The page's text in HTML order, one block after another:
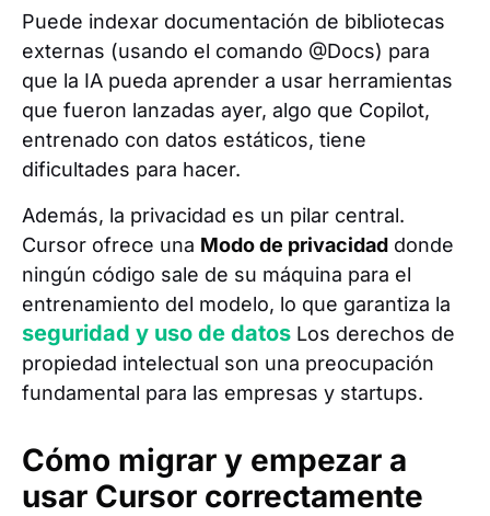
Puede indexar documentación de bibliotecas
externas (usando el comando @Docs) para
que la IA pueda aprender a usar herramientas
que fueron lanzadas ayer, algo que Copilot,
entrenado con datos estáticos, tiene
dificultades para hacer.
Además, la privacidad es un pilar central.
Cursor ofrece una Modo de privacidad donde
ningún código sale de su máquina para el
entrenamiento del modelo, lo que garantiza la
seguridad y uso de datos Los derechos de
propiedad intelectual son una preocupación
fundamental para las empresas y startups.
Cómo migrar y empezar a
usar Cursor correctamente